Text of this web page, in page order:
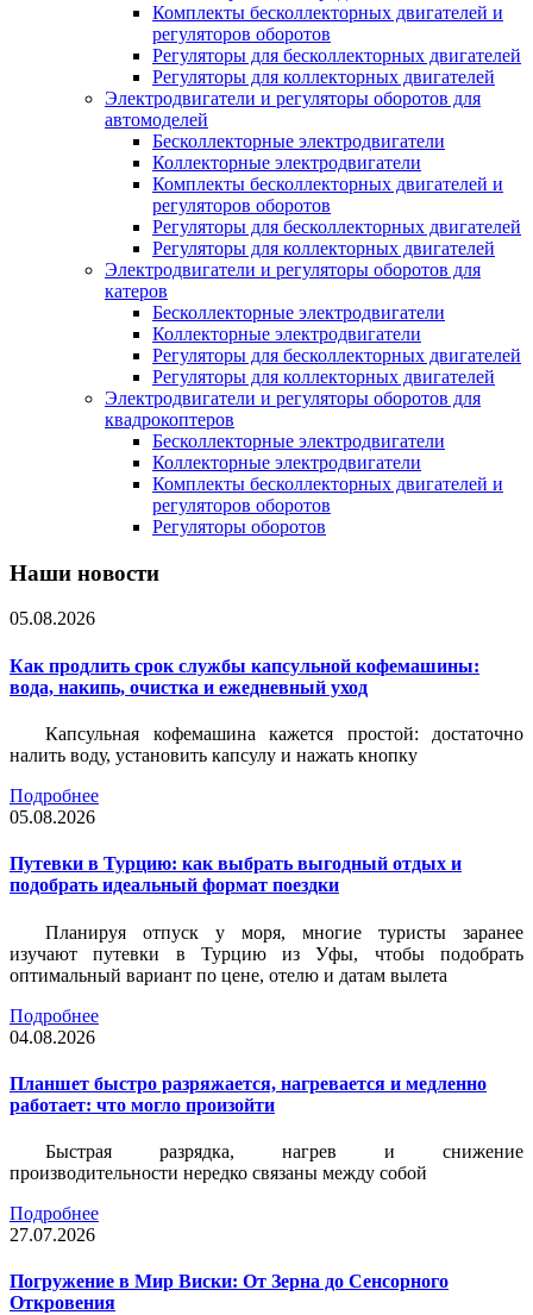
Комплекты бесколлекторных двигателей и
регуляторов оборотов
Регуляторы для бесколлекторных двигателей
Регуляторы для коллекторных двигателей
Электродвигатели и регуляторы оборотов для
автомоделей
Бесколлекторные электродвигатели
Коллекторные электродвигатели
Комплекты бесколлекторных двигателей и
регуляторов оборотов
Регуляторы для бесколлекторных двигателей
Регуляторы для коллекторных двигателей
Электродвигатели и регуляторы оборотов для
катеров
Бесколлекторные электродвигатели
Коллекторные электродвигатели
Регуляторы для бесколлекторных двигателей
Регуляторы для коллекторных двигателей
Электродвигатели и регуляторы оборотов для
квадрокоптеров
Бесколлекторные электродвигатели
Коллекторные электродвигатели
Комплекты бесколлекторных двигателей и
регуляторов оборотов
Регуляторы оборотов
Наши новости
05.08.2026
Как продлить срок службы капсульной кофемашины:
вода, накипь, очистка и ежедневный уход
Капсульная кофемашина кажется простой: достаточно
налить воду, установить капсулу и нажать кнопку
Подробнее
05.08.2026
Путевки в Турцию: как выбрать выгодный отдых и
подобрать идеальный формат поездки
Планируя отпуск у моря, многие туристы заранее
изучают путевки в Турцию из Уфы, чтобы подобрать
оптимальный вариант по цене, отелю и датам вылета
Подробнее
04.08.2026
Планшет быстро разряжается, нагревается и медленно
работает: что могло произойти
Быстрая разрядка, нагрев и снижение
производительности нередко связаны между собой
Подробнее
27.07.2026
Погружение в Мир Виски: От Зерна до Сенсорного
Откровения